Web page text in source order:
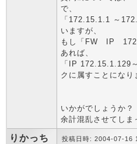
で、
「172.15.1.1 ～
いますが、
もし「FW IP
あれば、
「IP 172.15.1.129
クに属すことになり
いかがでしょうか？
余計混乱させてしま
りかっち 投稿日時: 2004-07-16